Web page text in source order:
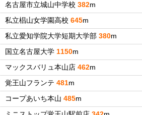
名古屋市立城山中学校 382m
私立椙山女学園高校 645m
私立愛知学院大学短期大学部 380m
国立名古屋大学 1150m
マックスバリュ本山店 462m
覚王山フランテ 481m
コープあいち本山 485m